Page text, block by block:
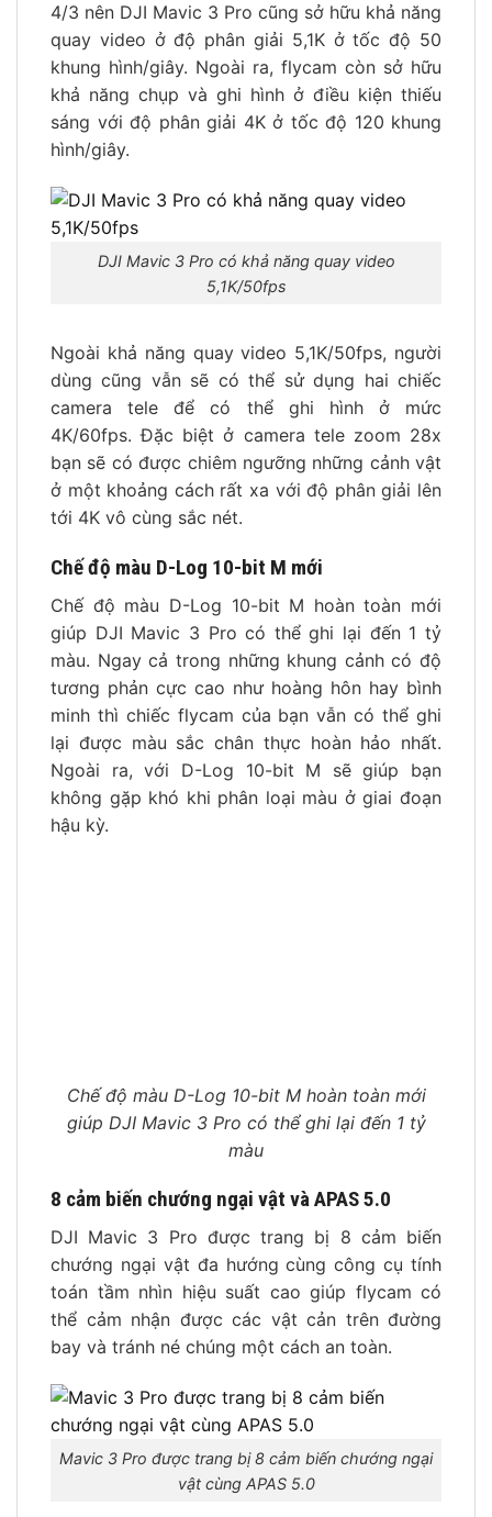
4/3 nên DJI Mavic 3 Pro cũng sở hữu khả năng
quay video ở độ phân giải 5,1K ở tốc độ 50
khung hình/giây. Ngoài ra, flycam còn sở hữu
khả năng chụp và ghi hình ở điều kiện thiếu
sáng với độ phân giải 4K ở tốc độ 120 khung
hình/giây.
DJI Mavic 3 Pro có khả năng quay video
5,1K/50fps
Ngoài khả năng quay video 5,1K/50fps, người
dùng cũng vẫn sẽ có thể sử dụng hai chiếc
camera tele để có thể ghi hình ở mức
4K/60fps. Đặc biệt ở camera tele zoom 28x
bạn sẽ có được chiêm ngưỡng những cảnh vật
ở một khoảng cách rất xa với độ phân giải lên
tới 4K vô cùng sắc nét.
Chế độ màu D-Log 10-bit M mới
Chế độ màu D-Log 10-bit M hoàn toàn mới
giúp DJI Mavic 3 Pro có thể ghi lại đến 1 tỷ
màu. Ngay cả trong những khung cảnh có độ
tương phản cực cao như hoàng hôn hay bình
minh thì chiếc flycam của bạn vẫn có thể ghi
lại được màu sắc chân thực hoàn hảo nhất.
Ngoài ra, với D-Log 10-bit M sẽ giúp bạn
không gặp khó khi phân loại màu ở giai đoạn
hậu kỳ.
Chế độ màu D-Log 10-bit M hoàn toàn mới
giúp DJI Mavic 3 Pro có thể ghi lại đến 1 tỷ
màu
8 cảm biến chướng ngại vật và APAS 5.0
DJI Mavic 3 Pro được trang bị 8 cảm biến
chướng ngại vật đa hướng cùng công cụ tính
toán tầm nhìn hiệu suất cao giúp flycam có
thể cảm nhận được các vật cản trên đường
bay và tránh né chúng một cách an toàn.
Mavic 3 Pro được trang bị 8 cảm biến chướng ngại
vật cùng APAS 5.0